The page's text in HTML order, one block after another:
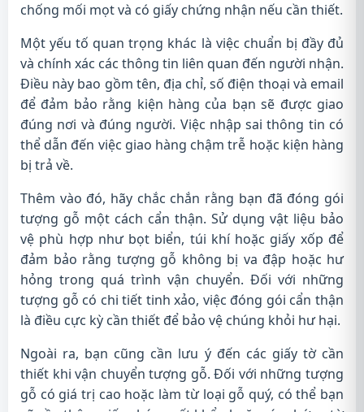
chống mối mọt và có giấy chứng nhận nếu cần thiết.
Một yếu tố quan trọng khác là việc chuẩn bị đầy đủ
và chính xác các thông tin liên quan đến người nhận.
Điều này bao gồm tên, địa chỉ, số điện thoại và email
để đảm bảo rằng kiện hàng của bạn sẽ được giao
đúng nơi và đúng người. Việc nhập sai thông tin có
thể dẫn đến việc giao hàng chậm trễ hoặc kiện hàng
bị trả về.
Thêm vào đó, hãy chắc chắn rằng bạn đã đóng gói
tượng gỗ một cách cẩn thận. Sử dụng vật liệu bảo
vệ phù hợp như bọt biển, túi khí hoặc giấy xốp để
đảm bảo rằng tượng gỗ không bị va đập hoặc hư
hỏng trong quá trình vận chuyển. Đối với những
tượng gỗ có chi tiết tinh xảo, việc đóng gói cẩn thận
là điều cực kỳ cần thiết để bảo vệ chúng khỏi hư hại.
Ngoài ra, bạn cũng cần lưu ý đến các giấy tờ cần
thiết khi vận chuyển tượng gỗ. Đối với những tượng
gỗ có giá trị cao hoặc làm từ loại gỗ quý, có thể bạn